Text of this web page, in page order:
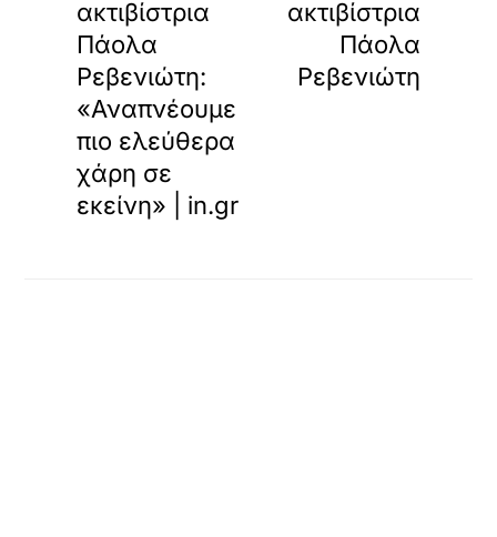
ακτιβίστρια
Πάολα
Ρεβενιώτη:
«Αναπνέουμε
πιο ελεύθερα
χάρη σε
εκείνη» | in.gr
ακτιβίστρια
Πάολα
Ρεβενιώτη